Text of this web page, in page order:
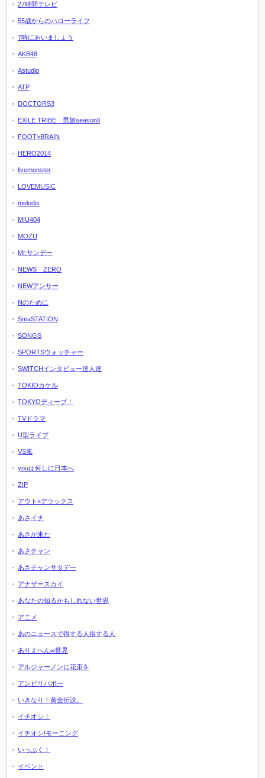
27時間テレビ
55歳からのハローライフ
7時にあいましょう
AKB48
Astudio
ATP
DOCTORS3
EXILE TRIBE 男旅seasonⅡ
FOOT×BRAIN
HERO2014
livemonster
LOVEMUSIC
melodix
MIU404
MOZU
Mr.サンデー
NEWS ZERO
NEWアンサー
Nのために
SmaSTATION
SONGS
SPORTSウォッチャー
SWITCHインタビュー達人達
TOKIOカケル
TOKYOディープ！
TVドラマ
U型ライブ
VS嵐
youは何しに日本へ
ZIP
アウト×デラックス
あさイチ
あさが来た
あさチャン
あさチャンサタデー
アナザースカイ
あなたの知るかもしれない世界
アニメ
あのニュースで得する人損する人
ありえへん∞世界
アルジャーノンに花束を
アンビリバボー
いきなり！黄金伝説。
イチオシ！
イチオシ!モーニング
いっぷく！
イベント